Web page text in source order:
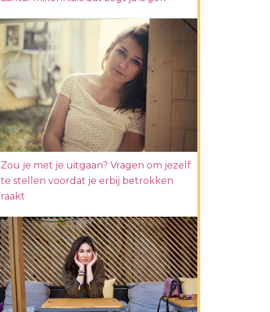
Zou je met je uitgaan? Vragen om jezelf
te stellen voordat je erbij betrokken
raakt